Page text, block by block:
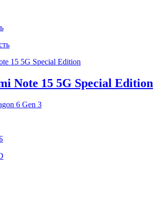
Note 15 5G Special Edition
6 Gen 3